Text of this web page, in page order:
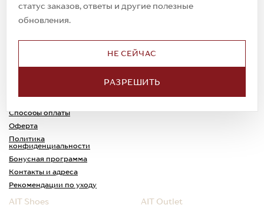
статус заказов, ответы и другие полезные
обновления.
НЕ СЕЙЧАС
РАЗРЕШИТЬ
© 2023. AIT Shoes
Все права защищены
Доставка
Способы оплаты
Оферта
Политика
конфиденциальности
Обмен и возврат
Каспи-Ред
Бонусная программа
Контакты и адреса
Рекомендации по уходу
AIT Shoes AIT Outlet